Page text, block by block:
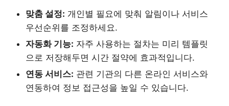
맞춤 설정: 개인별 필요에 맞춰 알림이나 서비스
우선순위를 조정하세요.
자동화 기능: 자주 사용하는 절차는 미리 템플릿
으로 저장해두면 시간 절약에 효과적입니다.
연동 서비스: 관련 기관의 다른 온라인 서비스와
연동하여 정보 접근성을 높일 수 있습니다.